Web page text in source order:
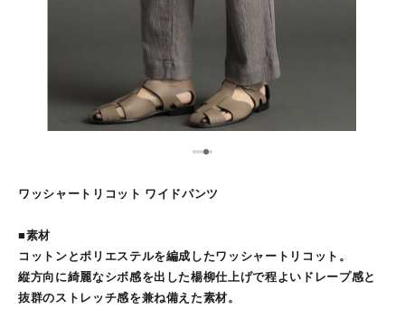
1234
ワッシャートリコット ワイドパンツ
■素材
コットンとポリエステルを編成したワッシャートリコット。
縦方向に綺麗なシボ感を出した楊柳仕上げで程よいドレープ感と
抜群のストレッチ感を兼ね備えた素材。